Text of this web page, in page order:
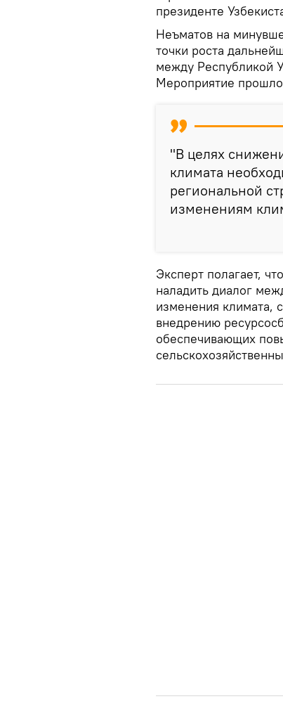
президенте
Неъматов на
точки роста
между Республикой
Мероприятие
"В целях
климата
региональной
изменениям
Эксперт полагает,
наладить диалог
изменения климата,
внедрению
обеспечивающих